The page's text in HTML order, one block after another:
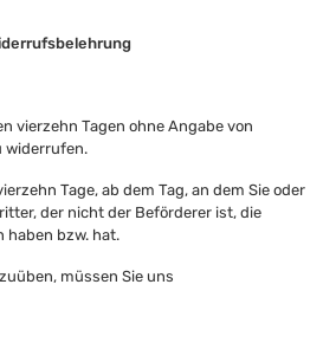
vierzehn Tagen ohne Angabe von
widerrufen.
Tage, ab dem Tag, an dem Sie oder
der nicht der Beförderer ist, die
haben bzw. hat.
müssen Sie uns